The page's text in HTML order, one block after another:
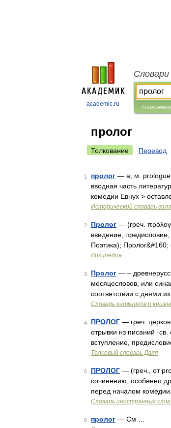
academic.ru
Словари
пролог
Толкование Перевод
1 пролог — а, м. prologue
вводная часть
комедии Евнух >
Исторический словарь
2 Пролог — (греч.
введение,
Поэтика); Пролог&#160;
Википедия
3 Пролог — –
месяцесловов, или
соответствии с днями
Словарь книжников и
4 ПРОЛОГ — греч.
отрывки нз писаний
вступление,
Толковый словарь Даля
5 ПРОЛОГ — (греч., от
сочинению, особенно
перед началом
Словарь иностранных слов
6 пролог — См …